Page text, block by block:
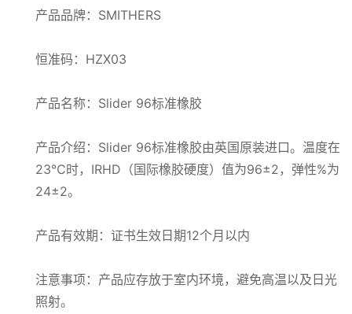
产品品牌：SMITHERS
恒准码：HZX03
产品名称：Slider 96标准橡胶
产品介绍：Slider 96标准橡胶由英国原装进口。温度在
23℃时，IRHD（国际橡胶硬度）值为96±2，弹性%为
24±2。
产品有效期：证书生效日期12个月以内
注意事项：产品应存放于室内环境，避免高温以及日光
照射。